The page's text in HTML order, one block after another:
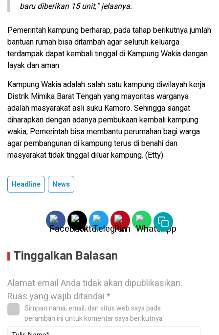
baru diberikan 15 unit,” jelasnya.
Pemerintah kampung berharap, pada tahap berikutnya jumlah
bantuan rumah bisa ditambah agar seluruh keluarga
terdampak dapat kembali tinggal di Kampung Wakia dengan
layak dan aman.
Kampung Wakia adalah salah satu kampung diwilayah kerja
Distrik Mimika Barat Tengah yang mayoritas warganya
adalah masyarakat asli suku Kamoro. Sehingga sangat
diharapkan dengan adanya pembukaan kembali kampung
wakia, Pemerintah bisa membantu perumahan bagi warga
agar pembangunan di kampung terus di benahi dan
masyarakat tidak tinggal diluar kampung. (Etty)
Headline News
Tinggalkan Balasan
Alamat email Anda tidak akan dipublikasikan.
Ruas yang wajib ditandai*
Simpan nama, email, dan situs web saya pada
peramban ini untuk komentar saya berikutnya.